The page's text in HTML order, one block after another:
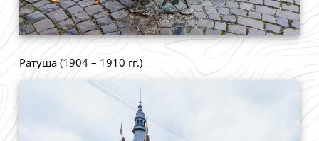
Ратуша (1904 – 1910 гг.)